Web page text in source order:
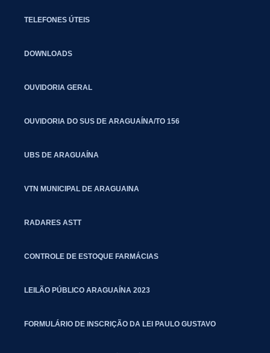
TELEFONES ÚTEIS
DOWNLOADS
OUVIDORIA GERAL
OUVIDORIA DO SUS DE ARAGUAÍNA/TO 156
UBS DE ARAGUAÍNA
VTN MUNICIPAL DE ARAGUAINA
RADARES ASTT
CONTROLE DE ESTOQUE FARMÁCIAS
LEILÃO PÚBLICO ARAGUAÍNA 2023
FORMULÁRIO DE INSCRIÇÃO DA LEI PAULO GUSTAVO